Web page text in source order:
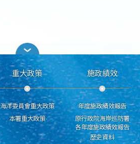
重大政策
海洋委員會重大政策
本署重大政策
施政績效
年度施政績效報告
原行政院海岸巡防署
各年度施政績效報告
歷史資料